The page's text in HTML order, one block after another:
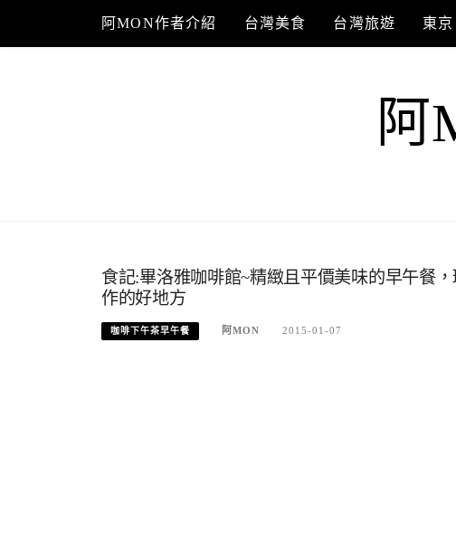
content
阿MON作者介紹 台灣美食 台灣旅遊 東
阿
食記:畢洛雅咖啡館~精緻且平價美味的早午餐
作的好地方
咖啡下午茶早午餐 阿MON 2015-01-07